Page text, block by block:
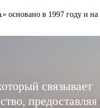
основано в 1997 году и
связывает
предоставляя